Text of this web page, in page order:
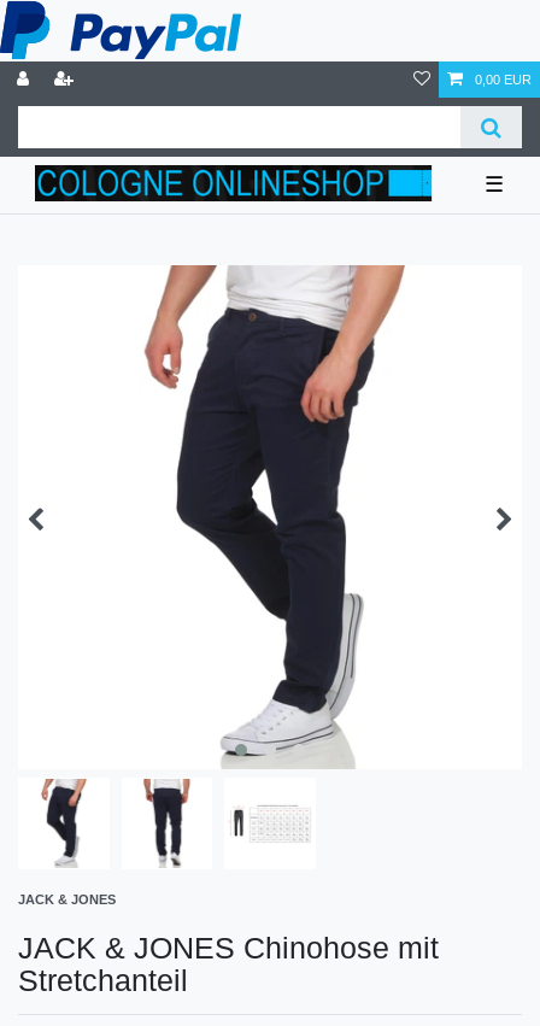
0,00 EUR
☰
JACK & JONES
JACK & JONES Chinohose mit
Stretchanteil